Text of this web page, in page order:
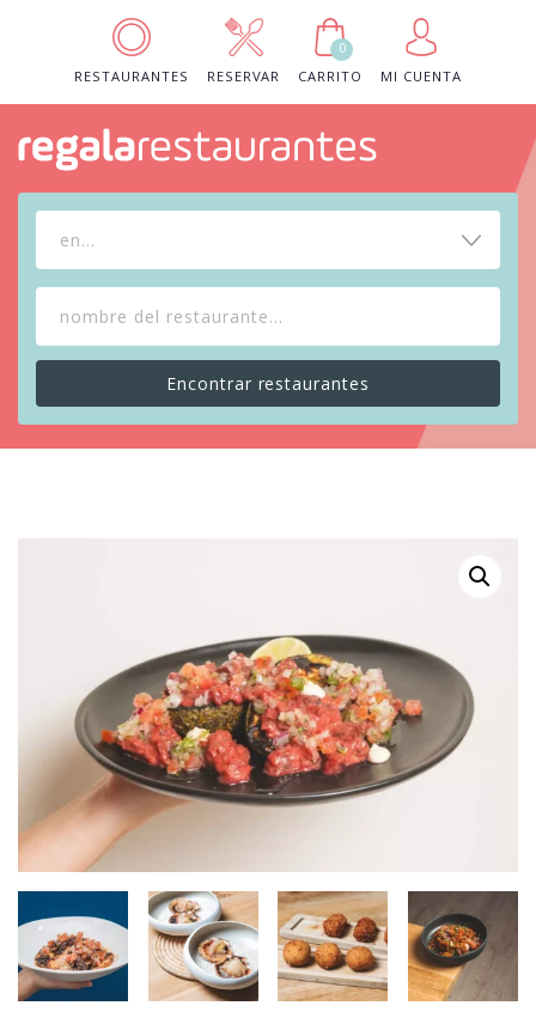
RESTAURANTES RESERVAR
0
CARRITO
MI CUENTA
en...